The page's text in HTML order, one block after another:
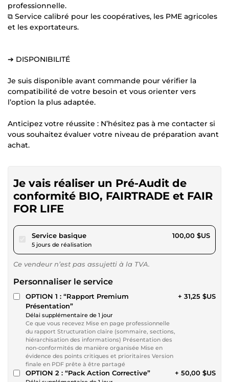
professionnelle.
⧉ Service calibré pour les coopératives, les PME agricoles
et les exportateurs.
➔ DISPONIBILITÉ
Je suis disponible avant commande pour vérifier la
compatibilité de votre besoin et vous orienter vers
l’option la plus adaptée.
Anticipez votre réussite : N’hésitez pas à me contacter si
vous souhaitez évaluer votre niveau de préparation avant
achat.
Je vais réaliser un Pré-Audit de
conformité BIO, FAIRTRADE et FAIR
FOR LIFE
Service basiquepour 92,16 $US
5 jours de réalisation
100,00 $US
Ce vendeur n’est pas assujetti à la TVA.
Personnaliser le service
OPTION 1 : “Rapport Premium
Présentation”
Délai supplémentaire de 1 jour
Ce que vous recevez Mise en page professionnelle
du rapport Structuration claire (sommaire, sections,
hiérarchisation des informations) Présentation des
non-conformités de manière organisée Mise en
évidence des points critiques et prioritaires Version
finale en PDF prête à être partagé
+ 31,25 $US
OPTION 2 : “Pack Action Corrective” + 50,00 $US